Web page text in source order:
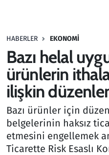
HABERLER EKONOMI
Bazı helal
ürünlerin
ilişkin
Bazı ürünler için
belgelerinin haksız
etmesini engellemek
Ticarette Risk Esaslı
Haber
Kültür Sanat
Kurumsal Haberler
Lezzet Durağı
Memur ve Kamu